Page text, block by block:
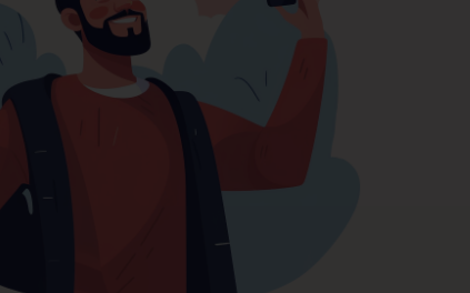
za brak,
tražim